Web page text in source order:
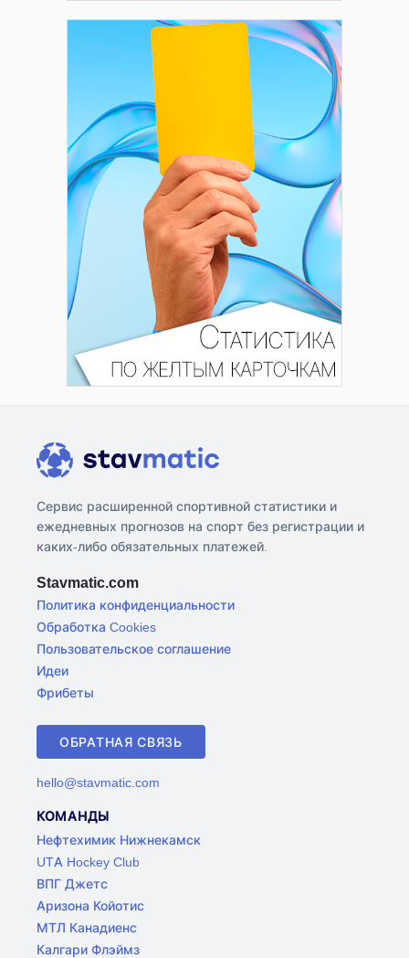
Сервис расширенной спортивной статистики и
ежедневных прогнозов на спорт без регистрации и
каких-либо обязательных платежей.
Stavmatic.com
Политика конфиденциальности
Обработка Cookies
Пользовательское соглашение
Идеи
Фрибеты
ОБРАТНАЯ СВЯЗЬ
hello@stavmatic.com
КОМАНДЫ
Нефтехимик Нижнекамск
UTA Hockey Club
ВПГ Джетс
Аризона Койотис
МТЛ Канадиенс
Калгари Флэймз